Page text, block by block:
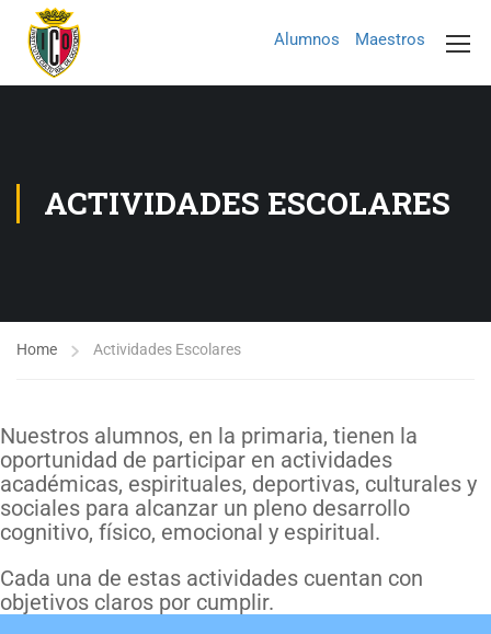
Alumnos Maestros
ACTIVIDADES ESCOLARES
Home Actividades Escolares
Nuestros alumnos, en la primaria, tienen la
oportunidad de participar en actividades
académicas, espirituales, deportivas, culturales y
sociales para alcanzar un pleno desarrollo
cognitivo, físico, emocional y espiritual.
Cada una de estas actividades cuentan con
objetivos claros por cumplir.